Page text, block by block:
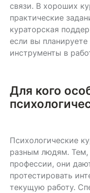
связи. В хороших
практические
кураторская
если вы
инструменты в
Для кого
Психологические
разным людям. Тем,
профессии, они
протестировать
текущую работу.